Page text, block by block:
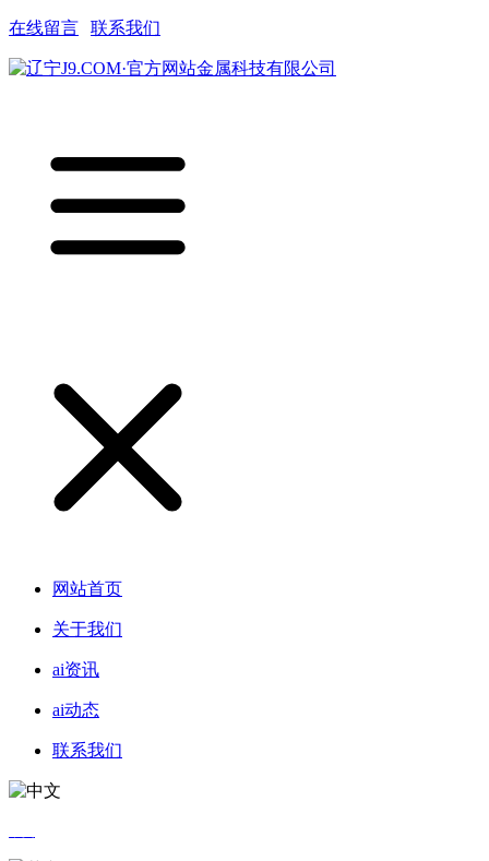
在线留言 联系我们
网站首页
关于我们
ai资讯
ai动态
联系我们